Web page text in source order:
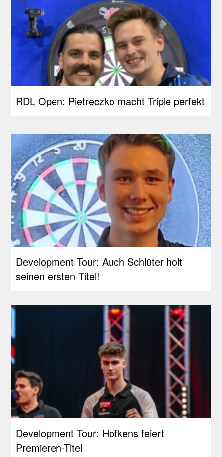
RDL Open: Pietreczko macht Triple perfekt
Development Tour: Auch Schlüter holt
seinen ersten Titel!
Development Tour: Hofkens feiert
Premieren-Titel